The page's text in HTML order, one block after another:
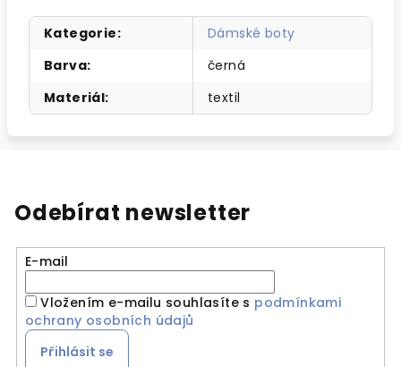
Kategorie:
Dámské boty
Barva:
černá
Materiál: textil
Odebírat newsletter
E-mail
Vložením e-mailu souhlasíte s podmínkami
ochrany osobních údajů
Přihlásit se